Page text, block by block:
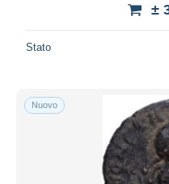
±
Stato
Nuovo